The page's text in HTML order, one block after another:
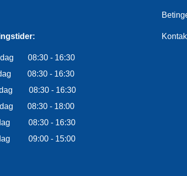
08:30 - 16:30
08:30 - 16:30
08:30 - 16:30
08:30 - 18:00
08:30 - 16:30
09:00 - 15:00